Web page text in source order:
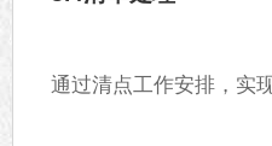
通过清点工作安排，实